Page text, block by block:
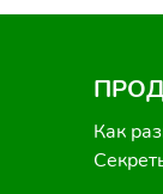
Как